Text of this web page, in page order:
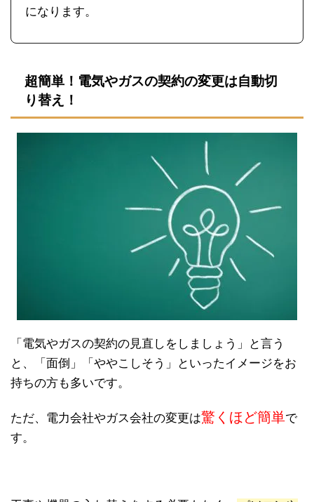
になります。
超簡単！電気やガスの契約の変更は自動切
り替え！
「電気やガスの契約の見直しをしましょう」と言う
と、「面倒」「ややこしそう」といったイメージをお
持ちの方も多いです。
ただ、電力会社やガス会社の変更は驚くほど簡単で
す。